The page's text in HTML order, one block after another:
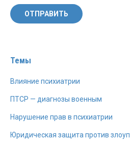
ОТПРАВИТЬ
Темы
Влияние психиатрии
ПТСР — диагнозы военным
Нарушение прав в психиатрии
Юридическая защита против